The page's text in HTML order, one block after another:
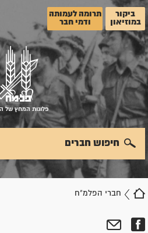
ביקור
במוזיאון
תרומה לעמותה
ודמי חבר
פלוגות המחץ של
חברי הפלמ"ח
חיפוש חברים